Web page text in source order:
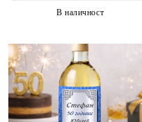
В наличност